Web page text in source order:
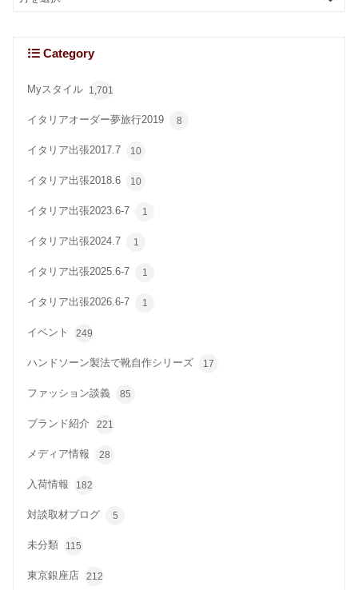
Category
Myスタイル 1,701
イタリアオーダー夢旅行2019 8
イタリア出張2017.7 10
イタリア出張2018.6 10
イタリア出張2023.6-7 1
イタリア出張2024.7 1
イタリア出張2025.6-7 1
イタリア出張2026.6-7 1
イベント 249
ハンドソーン製法で靴自作シリーズ 17
ファッション談義 85
ブランド紹介 221
メディア情報 28
入荷情報 182
対談取材ブログ 5
未分類 115
東京銀座店 212